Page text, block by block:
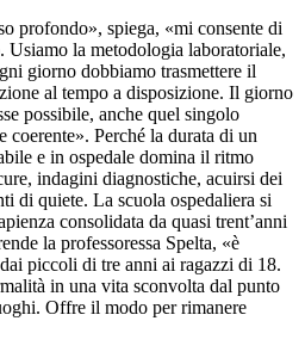
profondo», spiega, «mi consente di
Usiamo la metodologia laboratoriale,
giorno dobbiamo trasmettere il
al tempo a disposizione. Il giorno
possibile, anche quel singolo
coerente». Perché la durata di un
e in ospedale domina il ritmo
indagini diagnostiche, acuirsi dei
di quiete. La scuola ospedaliera si
consolidata da quasi trent’anni
la professoressa Spelta, «è
piccoli di tre anni ai ragazzi di 18.
in una vita sconvolta dal punto
Offre il modo per rimanere